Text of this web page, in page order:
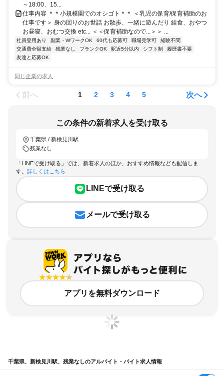
～18:00、15...
仕事内容 ＊＊小規模園でのオシゴト＊＊ ＜乳児の保育/保育補助のお
仕事です＞ 身の回りのお世話 お散歩、一緒に遊んだり 給食、おやつ
お昼寝、おむつ交換 etc... ＜＜保育補助なので...＞＞ ...
社員登用あり 副業・WワークOK 60代も応募可 職場見学可
経験不問
交通費全額支給
残業なし ブランクOK 駅近5分以内 シフト制
履歴書不要
友達と応募OK
同じ企業の求人
前へ 1 2 3 4 5 次へ
この条件の新着求人を受け取る
千葉県 / 新検見川駅
残業なし
「LINEで受け取る」では、新着求人のほか、おすすめ情報なども配信しま
す。 詳しくはこちら
LINEで受け取る
メールで受け取る
アプリを無料ダウンロード
千葉県、新検見川駅、残業なしのアルバイト・バイト求人情報